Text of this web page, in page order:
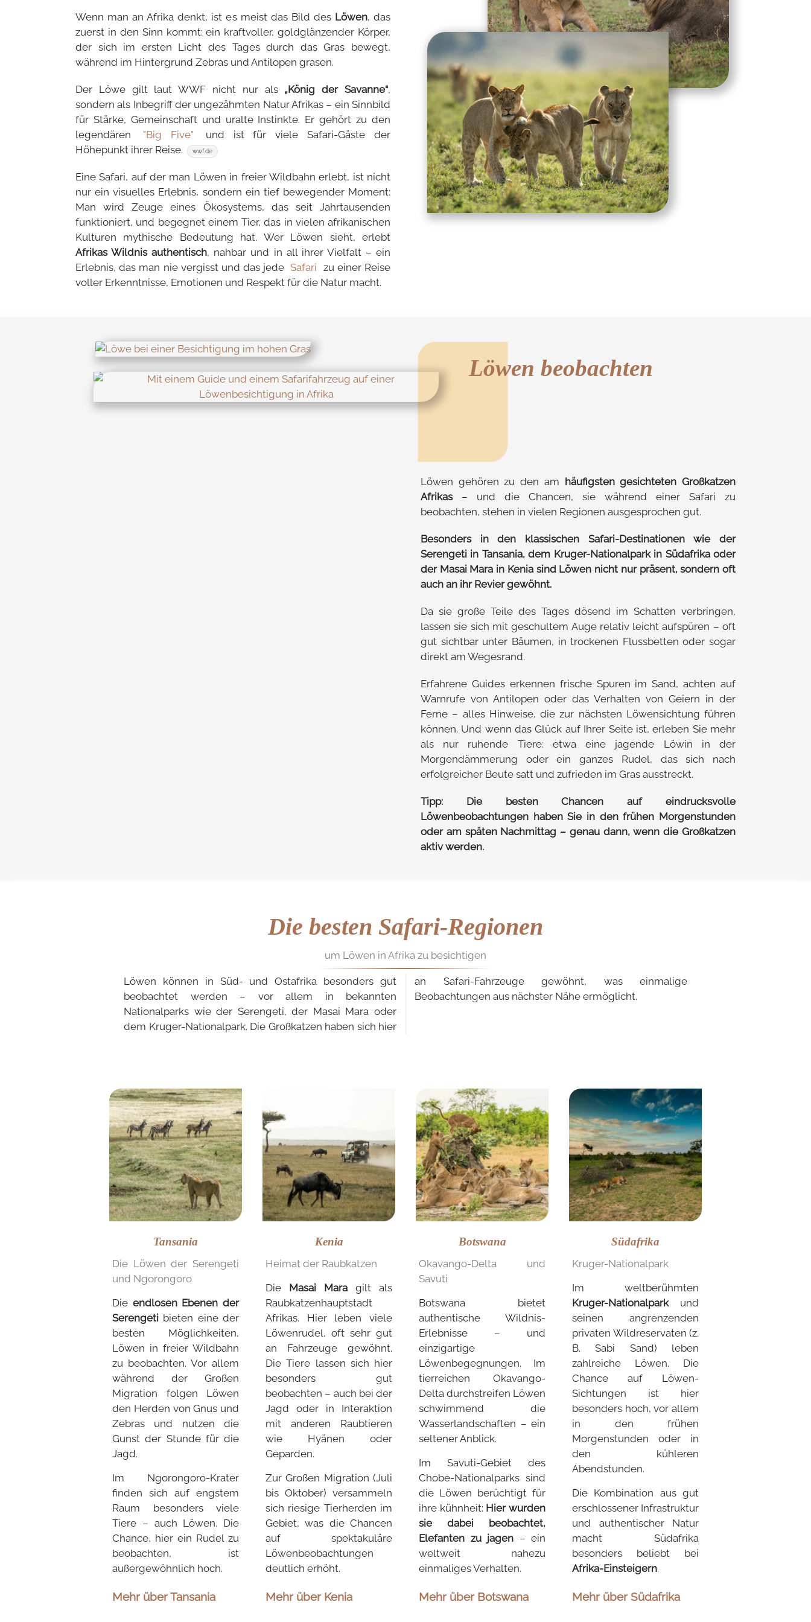
Wenn man an Afrika denkt, ist es meist das Bild des Löwen, das
zuerst in den Sinn kommt: ein kraftvoller, goldglänzender Körper,
der sich im ersten Licht des Tages durch das Gras bewegt,
während im Hintergrund Zebras und Antilopen grasen.
Der Löwe gilt laut WWF nicht nur als „König der Savanne“,
sondern als Inbegriff der ungezähmten Natur Afrikas – ein Sinnbild
für Stärke, Gemeinschaft und uralte Instinkte. Er gehört zu den
legendären
"Big Five"
und ist für viele Safari-Gäste der
Höhepunkt ihrer Reise.
wwf.de
Eine Safari, auf der man Löwen in freier Wildbahn erlebt, ist nicht
nur ein visuelles Erlebnis, sondern ein tief bewegender Moment:
Man wird Zeuge eines Ökosystems, das seit Jahrtausenden
funktioniert, und begegnet einem Tier, das in vielen afrikanischen
Kulturen mythische Bedeutung hat. Wer Löwen sieht, erlebt
Afrikas Wildnis authentisch, nahbar und in all ihrer Vielfalt – ein
Erlebnis, das man nie vergisst und das jede Safari zu einer Reise
voller Erkenntnisse, Emotionen und Respekt für die Natur macht.
Löwen beobachten
Löwen gehören zu den am häufigsten gesichteten Großkatzen
Afrikas– und die Chancen, sie während einer Safari zu
beobachten, stehen in vielen Regionen ausgesprochen gut.
Besonders in den klassischen Safari-Destinationen wie der
Serengeti in Tansania, dem Kruger-Nationalpark in Südafrika oder
der Masai Mara in Kenia sind Löwen nicht nur präsent, sondern oft
auch an ihr Revier gewöhnt.
Da sie große Teile des Tages dösend im Schatten verbringen,
lassen sie sich mit geschultem Auge relativ leicht aufspüren – oft
gut sichtbar unter Bäumen, in trockenen Flussbetten oder sogar
direkt am Wegesrand.
Erfahrene Guides erkennen frische Spuren im Sand, achten auf
Warnrufe von Antilopen oder das Verhalten von Geiern in der
Ferne – alles Hinweise, die zur nächsten Löwensichtung führen
können. Und wenn das Glück auf Ihrer Seite ist, erleben Sie mehr
als nur ruhende Tiere: etwa eine jagende Löwin in der
Morgendämmerung oder ein ganzes Rudel, das sich nach
erfolgreicher Beute satt und zufrieden im Gras ausstreckt.
Tipp: Die besten Chancen auf eindrucksvolle
Löwenbeobachtungen haben Sie in den frühen Morgenstunden
oder am späten Nachmittag – genau dann, wenn die Großkatzen
aktiv werden.
Die besten Safari-Regionen
um Löwen in Afrika zu besichtigen
Löwen können in Süd- und Ostafrika besonders gut
beobachtet werden – vor allem in bekannten
Nationalparks wie der Serengeti, der Masai Mara oder
dem Kruger-Nationalpark. Die Großkatzen haben sich hier
an Safari-Fahrzeuge gewöhnt, was einmalige
Beobachtungen aus nächster Nähe ermöglicht.
Tansania
Die Löwen der Serengeti
und Ngorongoro
Die endlosen Ebenen der
Serengeti bieten eine der
besten Möglichkeiten,
Löwen in freier Wildbahn
zu beobachten. Vor allem
während der Großen
Migration folgen Löwen
den Herden von Gnus und
Zebras und nutzen die
Gunst der Stunde für die
Jagd.
Im Ngorongoro-Krater
finden sich auf engstem
Raum besonders viele
Tiere – auch Löwen. Die
Chance, hier ein Rudel zu
beobachten, ist
außergewöhnlich hoch.
Mehr über Tansania
Kenia
Heimat der Raubkatzen
Die Masai Mara gilt als
Raubkatzenhauptstadt
Afrikas. Hier leben viele
Löwenrudel, oft sehr gut
an Fahrzeuge gewöhnt.
Die Tiere lassen sich hier
besonders gut
beobachten – auch bei der
Jagd oder in Interaktion
mit anderen Raubtieren
wie Hyänen oder
Geparden.
Zur Großen Migration (Juli
bis Oktober) versammeln
sich riesige Tierherden im
Gebiet, was die Chancen
auf spektakuläre
Löwenbeobachtungen
deutlich erhöht.
Mehr über Kenia
Botswana
Okavango-Delta und
Savuti
Botswana bietet
authentische Wildnis-
Erlebnisse – und
einzigartige
Löwenbegegnungen. Im
tierreichen Okavango-
Delta durchstreifen Löwen
schwimmend die
Wasserlandschaften – ein
seltener Anblick.
Im Savuti-Gebiet des
Chobe-Nationalparks sind
die Löwen berüchtigt für
ihre kühnheit: Hier wurden
sie dabei beobachtet,
Elefanten zu jagen – ein
weltweit nahezu
einmaliges Verhalten.
Mehr über Botswana
Südafrika
Kruger-Nationalpark
Im weltberühmten
Kruger-Nationalparkund
seinen angrenzenden
privaten Wildreservaten (z.
B. Sabi Sand) leben
zahlreiche Löwen. Die
Chance auf Löwen-
Sichtungen ist hier
besonders hoch, vor allem
in den frühen
Morgenstunden oder in
den kühleren
Abendstunden.
Die Kombination aus gut
erschlossener Infrastruktur
und authentischer Natur
macht Südafrika
besonders beliebt bei
Afrika-Einsteigern.
Mehr über Südafrika